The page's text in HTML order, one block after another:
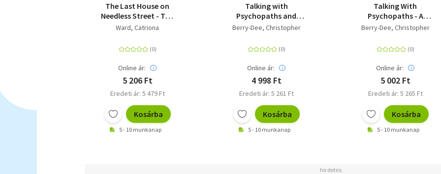
The Last House on
Needless Street - The
Bestselling Richard &
Ward, Catriona
Online ár:
5 206 Ft
Eredeti ár: 5 479 Ft
Kosárba
5 - 10 munkanap
Talking with
Psychopaths and
Savages: Guilty but
Berry-Dee, Christopher
Online ár:
4 998 Ft
Eredeti ár: 5 261 Ft
Kosárba
5 - 10 munkanap
Talking With
Psychopaths - A
journey into the evil
bestselling true crime
author
Berry-Dee, Christopher
Online ár:
5 002 Ft
Eredeti ár: 5 265 Ft
Kosárba
5 - 10 munkanap